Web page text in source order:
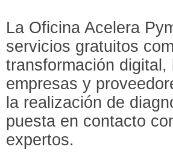
La Oficina Acelera
servicios gratuitos
transformación
empresas y
la realización de
puesta en contacto
expertos.